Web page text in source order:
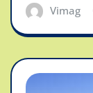
Vimag